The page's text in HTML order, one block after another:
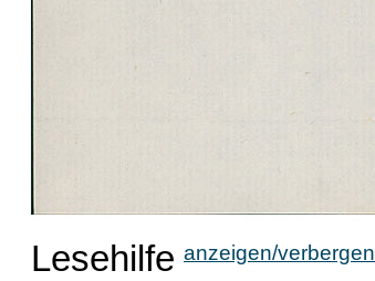
Lesehilfe anzeigen/verbergen